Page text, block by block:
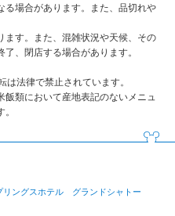
る場合があります。また、品切れや
ます。また、混雑状況や天候、その
、閉店する場合があります。
法律で禁止されています。
類において産地表記のないメニュ
リングスホテル グランドシャトー